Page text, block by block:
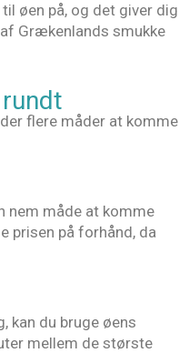
øen på, og det giver dig
Grækenlands smukke
flere måder at komme
nem måde at komme
prisen på forhånd, da
kan du bruge øens
mellem de største